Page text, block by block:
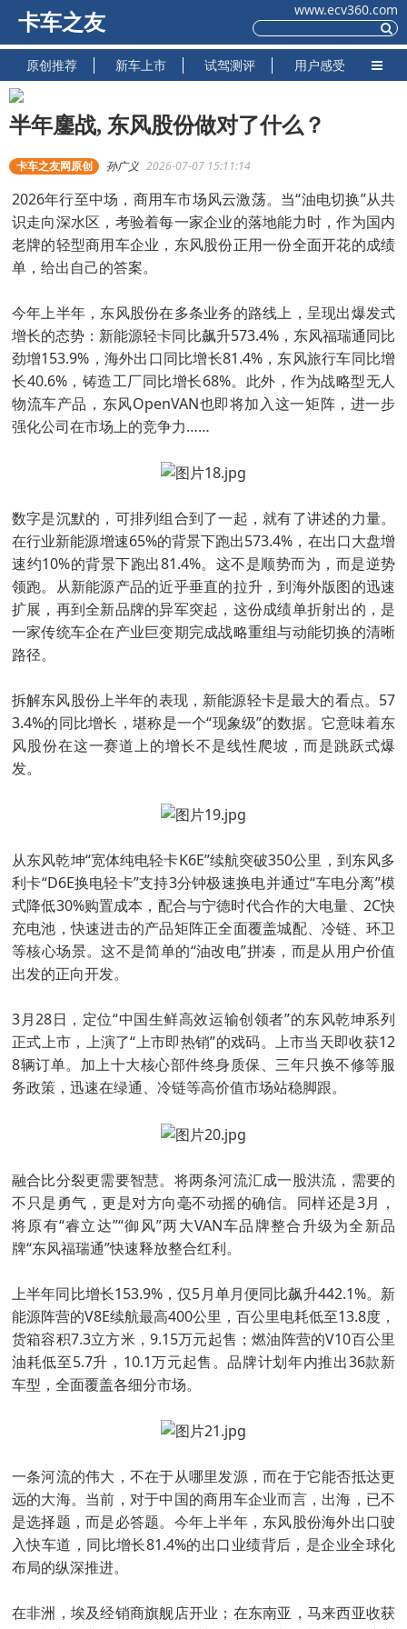
卡车之友
www.ecv360.com
原创推荐 新车上市 试驾测评 用户感受
半年鏖战, 东风股份做对了什么？
卡车之友网原创 孙广义 2026-07-07 15:11:14
2026年行至中场，商用车市场风云激荡。当“油电切换”从共
识走向深水区，考验着每一家企业的落地能力时，作为国内
老牌的轻型商用车企业，东风股份正用一份全面开花的成绩
单，给出自己的答案。
今年上半年，东风股份在多条业务的路线上，呈现出爆发式
增长的态势：新能源轻卡同比飙升573.4%，东风福瑞通同比
劲增153.9%，海外出口同比增长81.4%，东风旅行车同比增
长40.6%，铸造工厂同比增长68%。此外，作为战略型无人
物流车产品，东风OpenVAN也即将加入这一矩阵，进一步
强化公司在市场上的竞争力……
数字是沉默的，可排列组合到了一起，就有了讲述的力量。
在行业新能源增速65%的背景下跑出573.4%，在出口大盘增
速约10%的背景下跑出81.4%。这不是顺势而为，而是逆势
领跑。从新能源产品的近乎垂直的拉升，到海外版图的迅速
扩展，再到全新品牌的异军突起，这份成绩单折射出的，是
一家传统车企在产业巨变期完成战略重组与动能切换的清晰
路径。
拆解东风股份上半年的表现，新能源轻卡是最大的看点。57
3.4%的同比增长，堪称是一个“现象级”的数据。它意味着东
风股份在这一赛道上的增长不是线性爬坡，而是跳跃式爆
发。
从东风乾坤“宽体纯电轻卡K6E”续航突破350公里，到东风多
利卡“D6E换电轻卡”支持3分钟极速换电并通过“车电分离”模
式降低30%购置成本，配合与宁德时代合作的大电量、2C快
充电池，快速进击的产品矩阵正全面覆盖城配、冷链、环卫
等核心场景。这不是简单的“油改电”拼凑，而是从用户价值
出发的正向开发。
3月28日，定位“中国生鲜高效运输创领者”的东风乾坤系列
正式上市，上演了“上市即热销”的戏码。上市当天即收获12
8辆订单。加上十大核心部件终身质保、三年只换不修等服
务政策，迅速在绿通、冷链等高价值市场站稳脚跟。
融合比分裂更需要智慧。将两条河流汇成一股洪流，需要的
不只是勇气，更是对方向毫不动摇的确信。同样还是3月，
将原有“睿立达”“御风”两大VAN车品牌整合升级为全新品
牌“东风福瑞通”快速释放整合红利。
上半年同比增长153.9%，仅5月单月便同比飙升442.1%。新
能源阵营的V8E续航最高400公里，百公里电耗低至13.8度，
货箱容积7.3立方米，9.15万元起售；燃油阵营的V10百公里
油耗低至5.7升，10.1万元起售。品牌计划年内推出36款新
车型，全面覆盖各细分市场。
一条河流的伟大，不在于从哪里发源，而在于它能否抵达更
远的大海。当前，对于中国的商用车企业而言，出海，已不
是选择题，而是必答题。今年上半年，东风股份海外出口驶
入快车道，同比增长81.4%的出口业绩背后，是企业全球化
布局的纵深推进。
在非洲，埃及经销商旗舰店开业；在东南亚，马来西亚收获